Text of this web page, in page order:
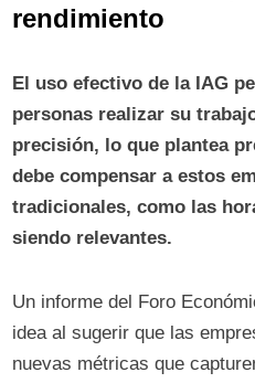
rendimiento
El uso efectivo de la IAG
personas realizar su
precisión, lo que plantea
debe compensar a estos
tradicionales, como las
siendo relevantes.
Un informe del Foro
idea al sugerir que las
nuevas métricas que